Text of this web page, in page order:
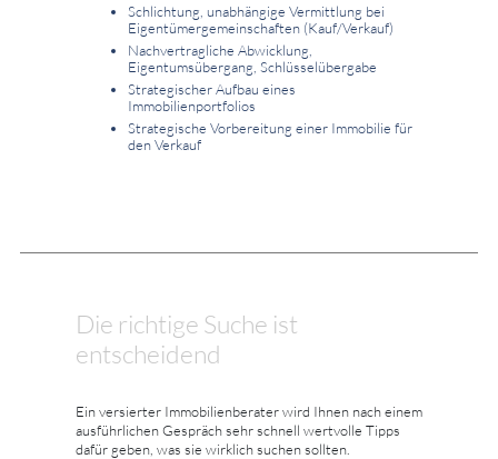
Schlichtung, unabhängige Vermittlung bei
Eigentümergemeinschaften (Kauf/Verkauf)
Nachvertragliche Abwicklung,
Eigentumsübergang, Schlüsselübergabe
Strategischer Aufbau eines
Immobilienportfolios
Strategische Vorbereitung einer Immobilie für
den Verkauf
Die richtige Suche ist
entscheidend
Ein versierter Immobilienberater wird Ihnen nach einem
ausführlichen Gespräch sehr schnell wertvolle Tipps
dafür geben, was sie wirklich suchen sollten.